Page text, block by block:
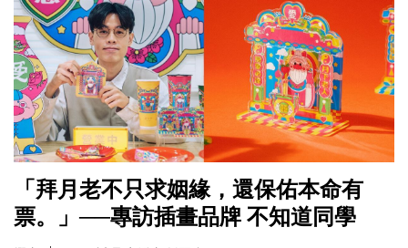
「拜月老不只求姻緣，還保佑本命有
票。」──專訪插畫品牌 不知道同學